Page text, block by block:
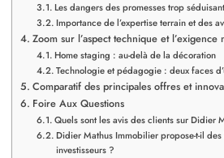
Les dangers des promesses trop
Importance de l’expertise terrain et des
Zoom sur l’aspect technique et l’exigence
Home staging : au-delà de la décoration
Technologie et pédagogie : deux faces
Comparatif des principales offres et
Foire Aux Questions
Quels sont les avis des clients sur Didier
Didier Mathus Immobilier propose-t-il
investisseurs ?